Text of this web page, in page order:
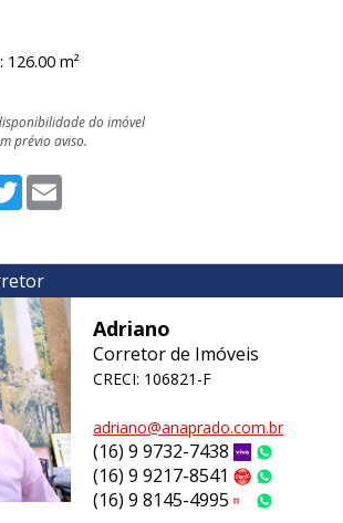
m²
do imóvel
prévio aviso.
Twitter
Adriano
Corretor de Imóveis
CRECI: 106821-F
adriano@anaprado.com.br
(16) 9 9732-7438 Vivo
(16) 9 9217-8541 Claro
(16) 9 8145-4995 Tim